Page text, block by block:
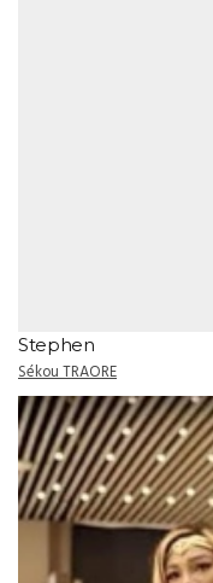
Stephen
Sékou TRAORE